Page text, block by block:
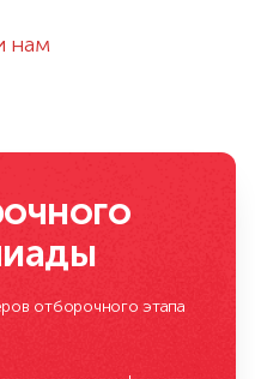
нам
отборочного этапа